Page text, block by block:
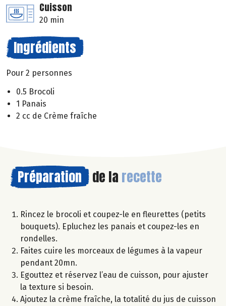
Cuisson
20 min
Ingrédients
Pour 2 personnes
0.5 Brocoli
1 Panais
2 cc de Crème fraîche
Préparation de la recette
Rincez le brocoli et coupez-le en fleurettes (petits
bouquets). Epluchez les panais et coupez-les en
rondelles.
Faites cuire les morceaux de légumes à la vapeur
pendant 20mn.
Egouttez et réservez l’eau de cuisson, pour ajuster
la texture si besoin.
Ajoutez la crème fraîche, la totalité du jus de cuisson